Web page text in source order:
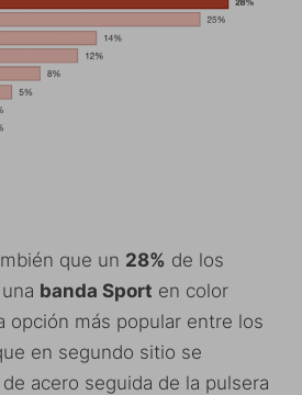
que un 28% de los
banda Sport en color
opción más popular entre los
en segundo sitio se
acero seguida de la pulsera